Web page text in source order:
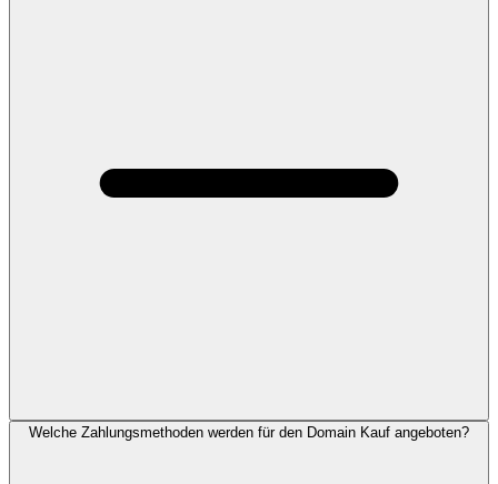
Welche Zahlungsmethoden werden für den Domain Kauf angeboten?